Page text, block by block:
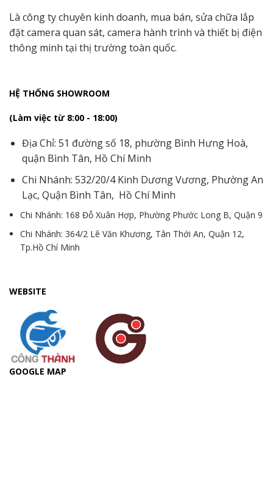
Là công ty chuyên kinh doanh, mua bán, sửa chữa lắp
đặt camera quan sát, camera hành trình và thiết bị điện
thông minh tại thị trường toàn quốc.
HỆ THỐNG SHOWROOM
(Làm việc từ 8:00 - 18:00)
Địa Chỉ: 51 đường số 18, phường Bình Hưng Hoà,
quận Bình Tân, Hồ Chí Minh
Chi Nhánh: 532/20/4 Kinh Dương Vương, Phường An
Lạc, Quận Bình Tân, Hồ Chí Minh
Chi Nhánh: 168 Đỗ Xuân Hợp, Phường Phước Long B, Quận 9
Chi Nhánh: 364/2 Lê Văn Khương, Tân Thới An, Quận 12,
Tp.Hồ Chí Minh
WEBSITE
GOOGLE MAP